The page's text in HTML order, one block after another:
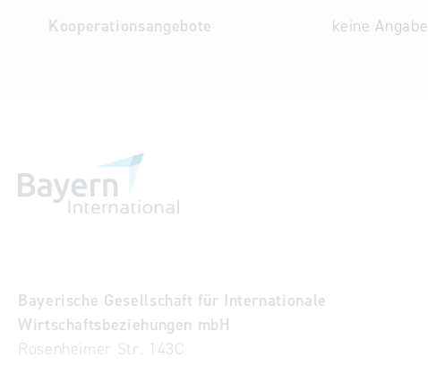
Kooperationsangebote
keine Angabe
Bayerische Gesellschaft für Internationale
Wirtschaftsbeziehungen mbH
Rosenheimer Str. 143C